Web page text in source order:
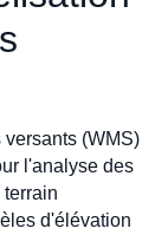
(WMS)
l'analyse des
d'élévation